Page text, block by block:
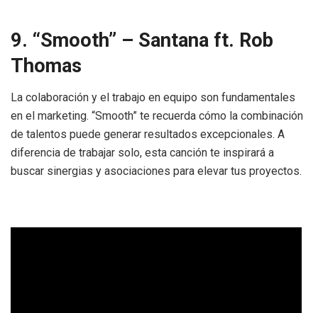
9. “Smooth” – Santana ft. Rob
Thomas
La colaboración y el trabajo en equipo son fundamentales
en el marketing. “Smooth” te recuerda cómo la combinación
de talentos puede generar resultados excepcionales. A
diferencia de trabajar solo, esta canción te inspirará a
buscar sinergias y asociaciones para elevar tus proyectos.